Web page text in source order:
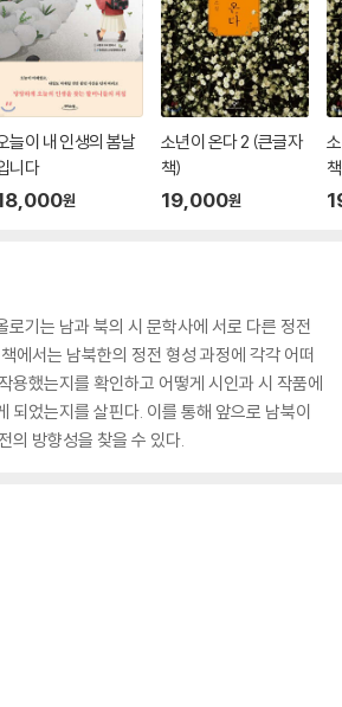
늘이 내 인생의 봄날
니다
원
소년이 온다 2 (큰글자
책)
19,000원
로기는 남과 북의 시 문학사에 서로 다른 정전
에서는 남북한의 정전 형성 과정에 각각 어떠
용했는지를 확인하고 어떻게 시인과 시 작품에
되었는지를 살핀다. 이를 통해 앞으로 남북이
의 방향성을 찾을 수 있다.